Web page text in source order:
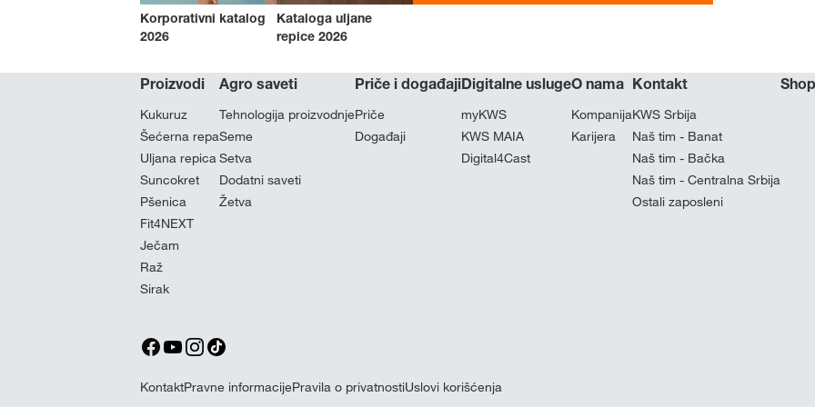
Korporativni katalog
2026
Kataloga uljane
repice 2026
Proizvodi
Kukuruz
Šećerna repa
Uljana repica
Suncokret
Pšenica
Fit4NEXT
Ječam
Raž
Sirak
Agro saveti
Tehnologija proizvodnje
Seme
Setva
Dodatni saveti
Žetva
Priče i događaji
Priče
Događaji
Digitalne usluge
myKWS
KWS MAIA
Digital4Cast
O nama
Kompanija
Karijera
Kontakt
KWS Srbija
Naš tim - Banat
Naš tim - Bačka
Naš tim - Centralna Srbija
Ostali zaposleni
Shop
KontaktPravne informacijePravila o privatnostiUslovi korišćenja